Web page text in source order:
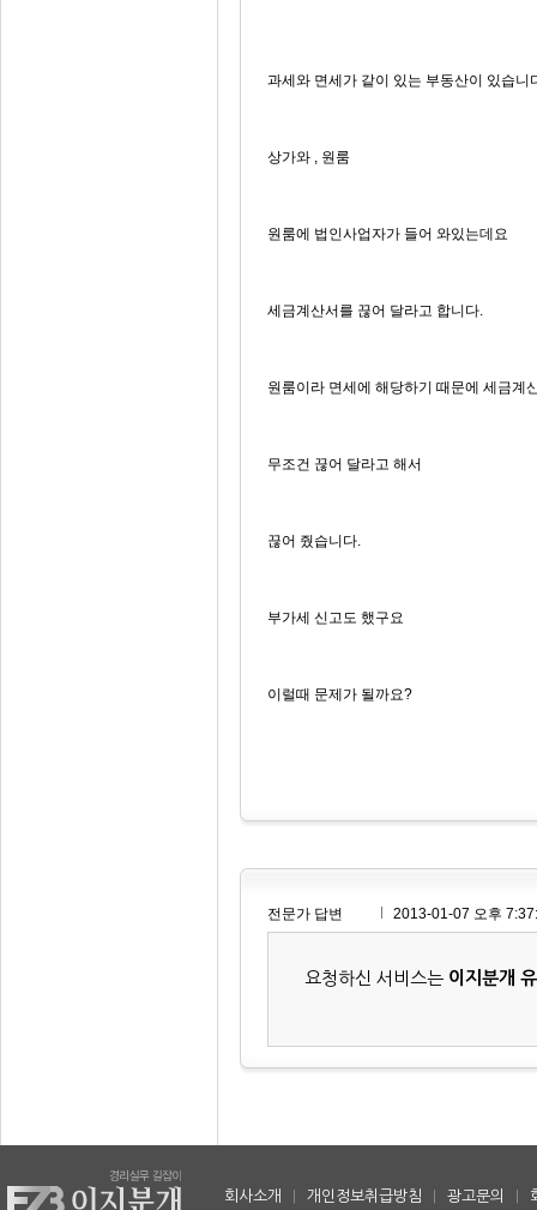
과세와 면세가 같이 있는 부동산이 있습니
상가와 , 원룸
원룸에 법인사업자가 들어 와있는데요
세금계산서를 끊어 달라고 합니다.
원룸이라 면세에 해당하기 때문에 세금계
무조건 끊어 달라고 해서
끊어 줬습니다.
부가세 신고도 했구요
이럴때 문제가 될까요?
전문가 답변 2013-01-07 오후
요청하신 서비스는 이지분개
회사소개 개인정보취급방침 광고문의